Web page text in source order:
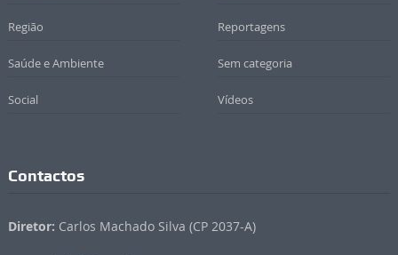
Região Reportagens
Saúde e Ambiente Sem categoria
Social Vídeos
Contactos
Diretor: Carlos Machado Silva (CP 2037-A)